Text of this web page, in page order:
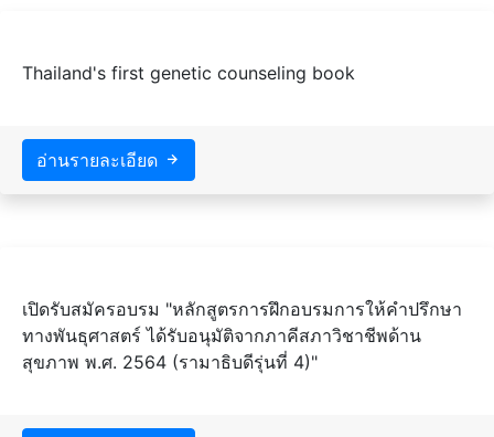
Thailand's first genetic counseling book
อ่านรายละเอียด
เปิดรับสมัครอบรม "หลักสูตรการฝึกอบรมการให้คำปรึกษา
ทางพันธุศาสตร์ ได้รับอนุมัติจากภาคีสภาวิชาชีพด้าน
สุขภาพ พ.ศ. 2564 (รามาธิบดีรุ่นที่ 4)"